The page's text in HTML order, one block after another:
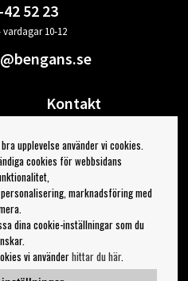
52 23
10-12
Kontakt
Din sida
Logga ut
från Bengans
för nyhetsbrev
upplevelse använder vi cookies.
cookies för webbsidans
marknadsföring med
dina cookie-inställningar som du
vi använderhittar du här.